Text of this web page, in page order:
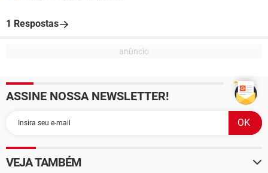
1 Respostas
ASSINE NOSSA NEWSLETTER!
VEJA TAMBÉM